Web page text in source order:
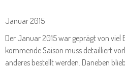
Januar 2015
Der Januar 2015 war geprägt von viel
kommende Saison muss detailliert
anderes bestellt werden. Daneben